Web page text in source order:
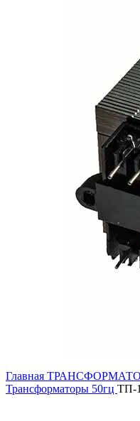
Главная
Трансформаторы 50гц ТП-